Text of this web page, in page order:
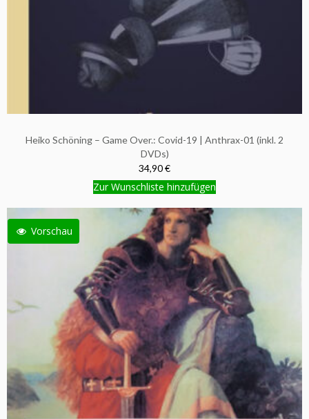
Heiko Schöning – Game Over.: Covid-19 | Anthrax-01 (inkl. 2
DVDs)
34,90 €
Zur Wunschliste hinzufügen
Vorschau